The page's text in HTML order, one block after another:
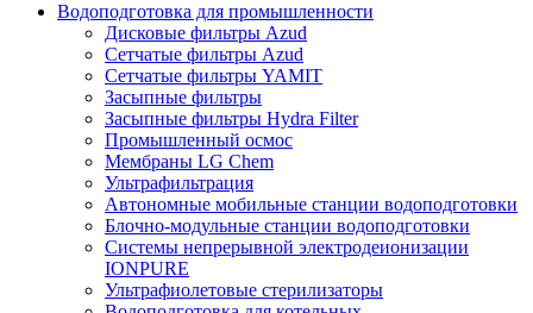
Водоподготовка для промышленности
Дисковые фильтры Azud
Сетчатые фильтры Azud
Сетчатые фильтры YAMIT
Засыпные фильтры
Засыпные фильтры Hydra Filter
Промышленный осмос
Мембраны LG Chem
Ультрафильтрация
Автономные мобильные станции водоподготовки
Блочно-модульные станции водоподготовки
Системы непрерывной электродеионизации
IONPURE
Ультрафиолетовые стерилизаторы